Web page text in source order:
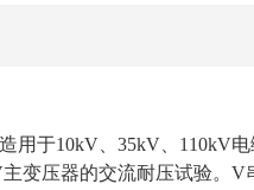
用于10kV、35kV、110kV
变压器的交流耐压试验。